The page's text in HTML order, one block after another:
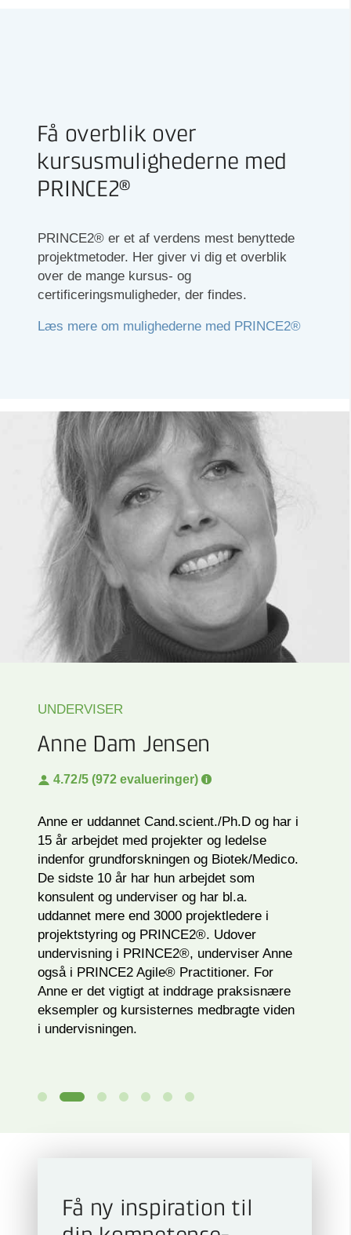
Få overblik over
kursusmulighederne med
PRINCE2®
PRINCE2® er et af verdens mest benyttede
projektmetoder. Her giver vi dig et overblik
over de mange kursus- og
certificeringsmuligheder, der findes.
Læs mere om mulighederne med PRINCE2®
UNDERVISER
Anne Dam Jensen
4.72/5 (972 evalueringer)
Anne er uddannet Cand.scient./Ph.D og har i
15 år arbejdet med projekter og ledelse
indenfor grundforskningen og Biotek/Medico.
De sidste 10 år har hun arbejdet som
konsulent og underviser og har bl.a.
uddannet mere end 3000 projektledere i
projektstyring og PRINCE2®. Udover
undervisning i PRINCE2®, underviser Anne
også i PRINCE2 Agile® Practitioner. For
Anne er det vigtigt at inddrage praksisnære
eksempler og kursisternes medbragte viden
i undervisningen.
Få ny inspiration til